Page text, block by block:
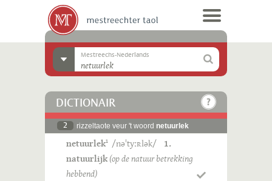
Mestreechs-Nederlands
DICTIONAIR
2 rizzeltaote veur 't woord netuurlek
netuurlek1 /nəˈtyːʀlək/
1.
natuurlijk(op de natuur betrekking
hebbend)